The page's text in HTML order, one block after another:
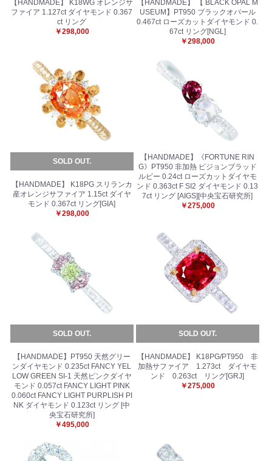
【HANDMADE】 K18WG オレンジサ
ファイア 1.127ct ダイヤモンド 0.367
ct リング
￥298,000
【HANDMADE】 【 BLACK OPAL M
USEUM】PT950 ブラックオパール
0.467ct ローズカットダイヤモンド 0.
67ct リング[NGL]
￥298,000
SOLD OUT.
【HANDMADE】 K18PG スリランカ
産オレンジサファイア 1.15ct ダイヤ
モンド 0.367ct リング[GIA]
￥298,000
【HANDMADE】《FORTUNE RIN
G》PT950 非加熱 ピジョンブラッド
ルビー 0.24ct ローズカットダイヤモ
ンド 0.363ct F SI2 ダイヤモンド 0.13
7ct リング [AIGS][中央宝石研究所]
￥275,000
SOLD OUT.
【HANDMADE】PT950 天然グリー
ンダイヤモンド 0.235ct FANCY YEL
LOW GREEN SI-1 天然ピンクダイヤ
モンド 0.057ct FANCY LIGHT PINK
0.060ct FANCY LIGHT PURPLISH PI
NK ダイヤモンド 0.123ct リング [中
央宝石研究所]
￥495,000
SOLD OUT.
【HANDMADE】 K18PG/PT950 非
加熱サファイア 1.273ct ダイヤモ
ンド 0.263ct リング[GRJ]
￥275,000
お買い物を続ける カートへ進む